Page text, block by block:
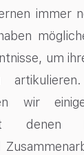
immer
um
wir
denen